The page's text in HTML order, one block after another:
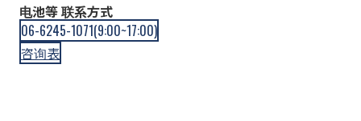
电池等 联系方式
06-6245-1071(9:00~17:00)
咨询表